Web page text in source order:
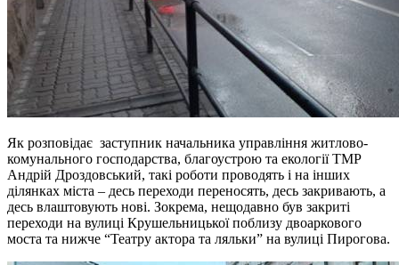
Як розповідає заступник начальника управління житлово-
комунального господарства, благоустрою та екології ТМР
Андрій Дроздовський, такі роботи проводять і на інших
ділянках міста – десь переходи переносять, десь закривають, а
десь влаштовують нові. Зокрема, нещодавно був закриті
переходи на вулиці Крушельницької поблизу двоаркового
моста та нижче “Театру актора та ляльки” на вулиці Пирогова.